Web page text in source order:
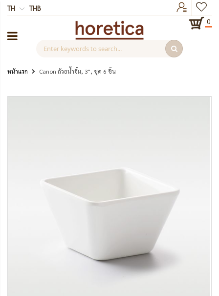
TH
THB
0
หน้าแรก Canon ถ้วยน้ำจิ้ม, 3", ชุด 6 ชิ้น